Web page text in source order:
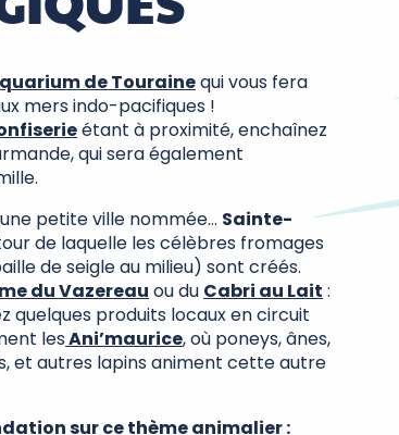
de Tourainequi vous fera
mers indo-pacifiques !
étant à proximité, enchaînez
qui sera également
petite ville nommée… Sainte-
de laquelle les célèbres fromages
de seigle au milieu) sont créés.
du Vazereau ou du Cabri au Lait :
quelques produits locaux en circuit
lesAni’maurice, où poneys, ânes,
et autres lapins animent cette autre
sur ce thème animalier :